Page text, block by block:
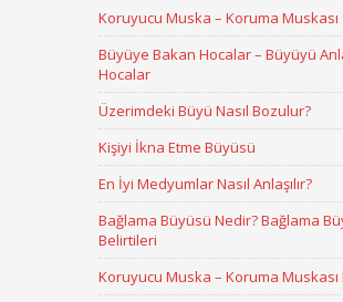
Koruyucu Muska – Koruma Muskası
Büyüye Bakan Hocalar – Büyüyü
Hocalar
Üzerimdeki Büyü Nasıl Bozulur?
Kişiyi İkna Etme Büyüsü
En İyi Medyumlar Nasıl Anlaşılır?
Bağlama Büyüsü Nedir? Bağlama
Belirtileri
Koruyucu Muska – Koruma Muskası